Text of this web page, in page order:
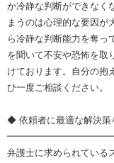
か冷静な判断ができなく
まうのは心理的な要因が
ら冷静な判断能力を奪っ
を聞いて不安や恐怖を取
けております。自分の抱
ひ一度ご相談ください。
◆ 依頼者に最適な解決策
弁護士に求められている